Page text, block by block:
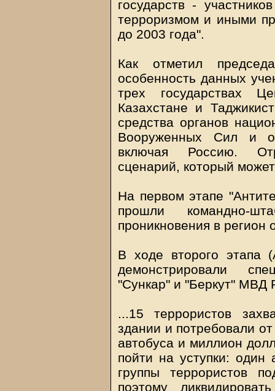
государств -
терроризмом и иными
до 2003 года".
Как отметил
особенность данных
трех государствах
Казахстане и
средства органов
Вооруженных Сил и
включая Россию.
сценарий, который
На первом этапе
прошли командно-
проникновения в регион
В ходе второго этапа
демонстрировали
"Сункар" и "Беркут" МВД
...15 террористов
здании и потребовали
автобуса и миллион
пойти на уступки: один
группы террористов
поэтому